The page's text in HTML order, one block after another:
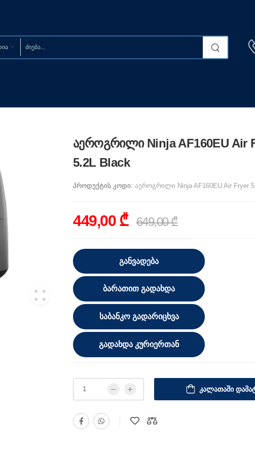
აეროგრილი Ninja AF160EU Air
5.2L Black
პროდუქტის კოდი: აეროგრილი Ninja AF160EU Air Fryer
449,00 ₾ 649,00 ₾
ᲒᲐᲜᲕᲐᲓᲔᲑᲐ
ᲑᲐᲠᲐᲗᲘᲗ ᲒᲐᲓᲐᲮᲓᲐ
ᲡᲐᲑᲐᲜᲙᲝ ᲒᲐᲓᲐᲠᲘᲪᲮᲕᲐ
ᲒᲐᲓᲐᲮᲓᲐ ᲙᲣᲠᲘᲔᲠᲗᲐᲜ
ᲙᲐᲚᲐᲗᲐᲨᲘ